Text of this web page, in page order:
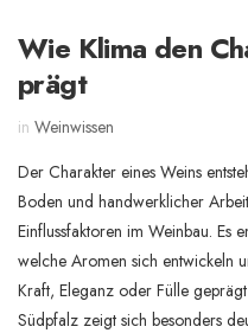
Wie Klima den
prägt
in Weinwissen
Der Charakter eines Weins
Boden und handwerklicher
Einflussfaktoren im Weinbau. Es
welche Aromen sich entwickeln
Kraft, Eleganz oder Fülle
Südpfalz zeigt sich besonders